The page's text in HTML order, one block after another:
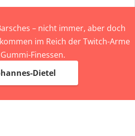
– nicht immer, aber doch
im Reich der Twitch-Arme
Finessen.
Dietel